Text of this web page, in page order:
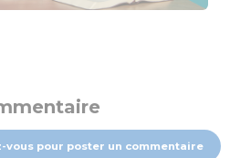
vous pour poster un commentaire